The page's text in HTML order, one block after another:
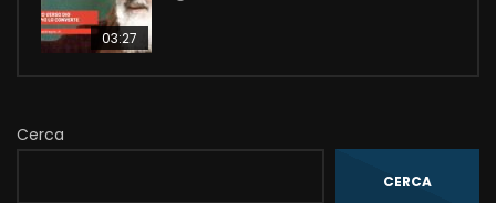
03:27
Cerca
CERCA